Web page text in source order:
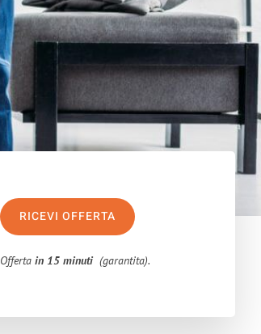
RICEVI OFFERTA
Offertain 15 minuti (garantita).